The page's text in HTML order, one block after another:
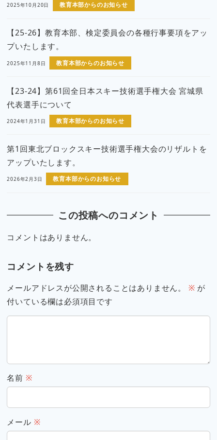
2025年10月20日 教育本部からのお知らせ
【25-26】教育本部、検定委員会の各種行事要項をアッ
プいたします。
2025年11月8日 教育本部からのお知らせ
【23-24】第61回全日本スキー技術選手権大会 宮城県
代表選手について
2024年1月31日 教育本部からのお知らせ
第1回東北ブロックスキー技術選手権大会のリザルトを
アップいたします。
2026年2月3日 教育本部からのお知らせ
この投稿へのコメント
コメントはありません。
コメントを残す
メールアドレスが公開されることはありません。 ※ が
付いている欄は必須項目です
名前 ※
メール ※